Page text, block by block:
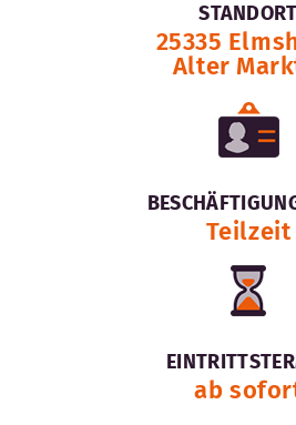
STANDORT
25335
Alter
Teilzeit
ab